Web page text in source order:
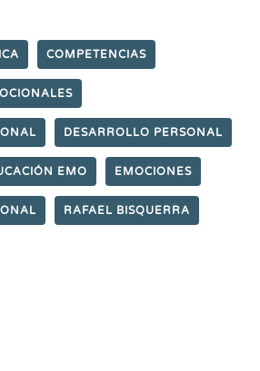
COMPETENCIAS
DESARROLLO PERSONAL
EMO EMOCIONES
RAFAEL BISQUERRA